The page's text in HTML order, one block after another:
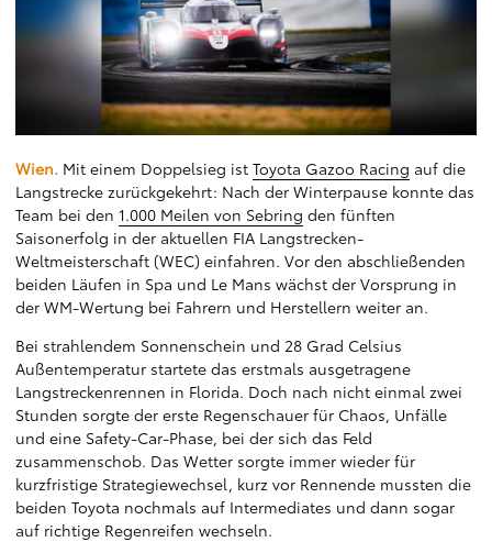
Wien. Mit einem Doppelsieg ist Toyota Gazoo Racing auf die
Langstrecke zurückgekehrt: Nach der Winterpause konnte das
Team bei den 1.000 Meilen von Sebring den fünften
Saisonerfolg in der aktuellen FIA Langstrecken-
Weltmeisterschaft (WEC) einfahren. Vor den abschließenden
beiden Läufen in Spa und Le Mans wächst der Vorsprung in
der WM-Wertung bei Fahrern und Herstellern weiter an.
Bei strahlendem Sonnenschein und 28 Grad Celsius
Außentemperatur startete das erstmals ausgetragene
Langstreckenrennen in Florida. Doch nach nicht einmal zwei
Stunden sorgte der erste Regenschauer für Chaos, Unfälle
und eine Safety-Car-Phase, bei der sich das Feld
zusammenschob. Das Wetter sorgte immer wieder für
kurzfristige Strategiewechsel, kurz vor Rennende mussten die
beiden Toyota nochmals auf Intermediates und dann sogar
auf richtige Regenreifen wechseln.